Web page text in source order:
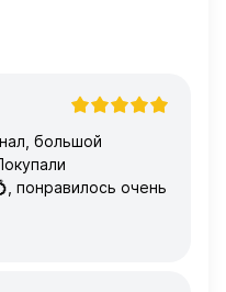
большой
понравилось очень